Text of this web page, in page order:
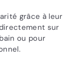
grâce à leur
sur
ou pour